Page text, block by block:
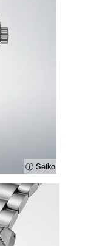
ⓘ Seiko